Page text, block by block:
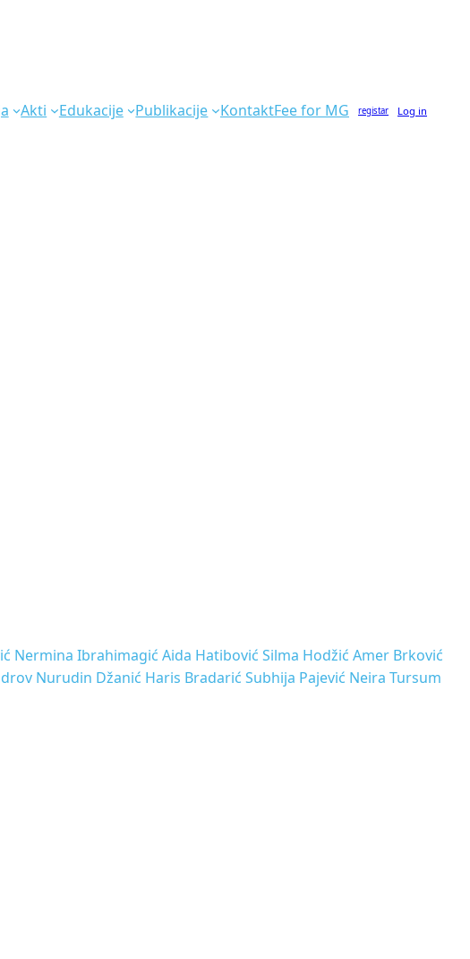
Akti Edukacije Publikacije KontaktFee for MG registar Log in
Nermina Ibrahimagić Aida Hatibović Silma Hodžić Amer Brković
Nurudin Džanić Haris Bradarić Subhija Pajević Neira Tursum